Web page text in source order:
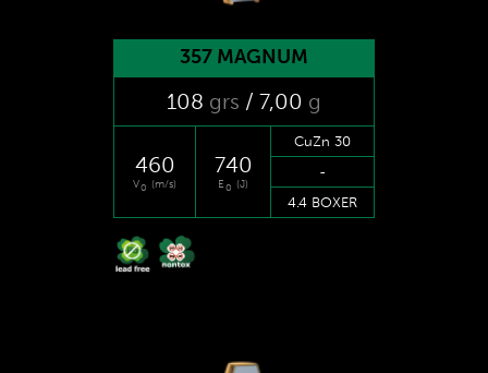
357 MAGNUM
108 grs / 7,00 g
460
V0 (m/s)
740
E0 (J)
CuZn 30
-
4.4 BOXER